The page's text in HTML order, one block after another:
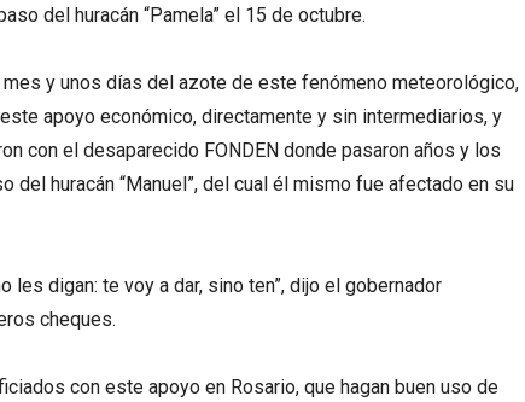
del huracán “Pamela” el 15 de octubre.
y unos días del azote de este fenómeno meteorológico,
apoyo económico, directamente y sin intermediarios, y
con el desaparecido FONDEN donde pasaron años y los
del huracán “Manuel”, del cual él mismo fue afectado en su
les digan: te voy a dar, sino ten”, dijo el gobernador
cheques.
con este apoyo en Rosario, que hagan buen uso de